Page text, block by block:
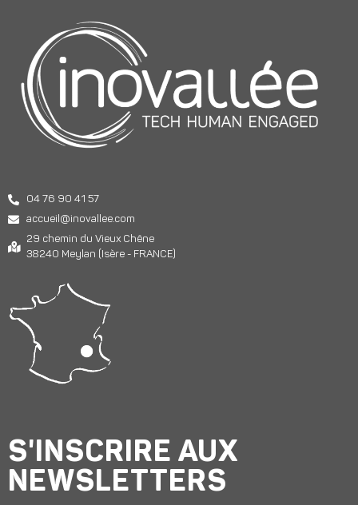
04 76 90 41 57
accueil@inovallee.com
29 chemin du Vieux Chêne
38240 Meylan (Isère - FRANCE)
S'INSCRIRE AUX
NEWSLETTERS